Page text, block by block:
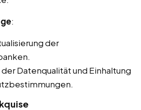
:
der
Datenqualität und Einhaltung